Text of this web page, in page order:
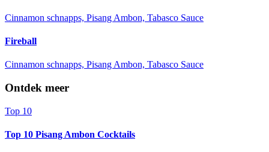
Cinnamon schnapps, Pisang Ambon, Tabasco Sauce
Fireball
Cinnamon schnapps, Pisang Ambon, Tabasco Sauce
Ontdek meer
Top 10
Top 10 Pisang Ambon Cocktails